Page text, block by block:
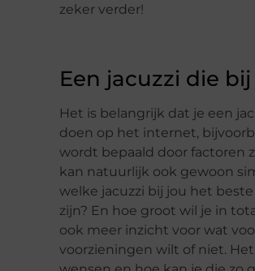
zeker verder!
Een jacuzzi die
Het is belangrijk dat je een
doen op het internet,
wordt bepaald door factoren
kan natuurlijk ook gewoon
welke jacuzzi bij jou het
zijn? En hoe groot wil je in
ook meer inzicht voor wat
voorzieningen wilt of niet.